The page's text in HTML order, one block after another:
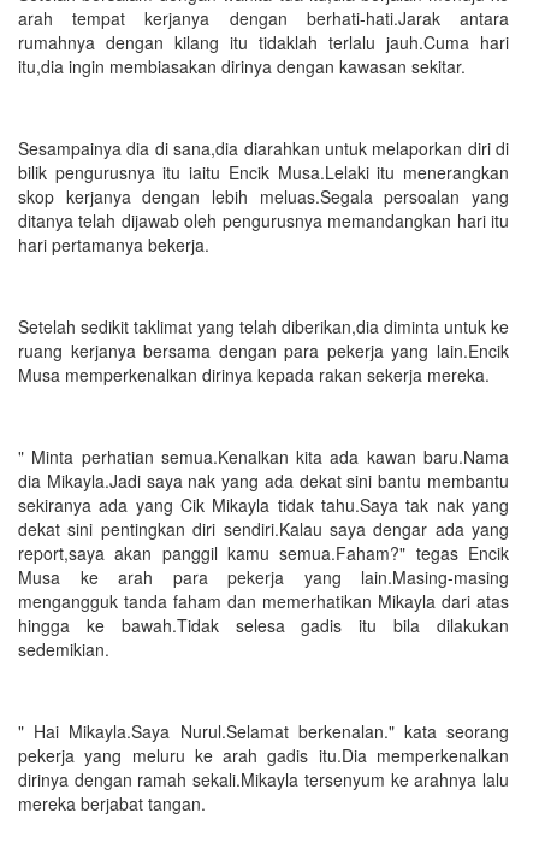
arah tempat kerjanya dengan berhati-hati.Jarak antara
rumahnya dengan kilang itu tidaklah terlalu jauh.Cuma hari
itu,dia ingin membiasakan dirinya dengan kawasan sekitar.
Sesampainya dia di sana,dia diarahkan untuk melaporkan diri di
bilik pengurusnya itu iaitu Encik Musa.Lelaki itu menerangkan
skop kerjanya dengan lebih meluas.Segala persoalan yang
ditanya telah dijawab oleh pengurusnya memandangkan hari itu
hari pertamanya bekerja.
Setelah sedikit taklimat yang telah diberikan,dia diminta untuk ke
ruang kerjanya bersama dengan para pekerja yang lain.Encik
Musa memperkenalkan dirinya kepada rakan sekerja mereka.
" Minta perhatian semua.Kenalkan kita ada kawan baru.Nama
dia Mikayla.Jadi saya nak yang ada dekat sini bantu membantu
sekiranya ada yang Cik Mikayla tidak tahu.Saya tak nak yang
dekat sini pentingkan diri sendiri.Kalau saya dengar ada yang
report,saya akan panggil kamu semua.Faham?" tegas Encik
Musa ke arah para pekerja yang lain.Masing-masing
mengangguk tanda faham dan memerhatikan Mikayla dari atas
hingga ke bawah.Tidak selesa gadis itu bila dilakukan
sedemikian.
" Hai Mikayla.Saya Nurul.Selamat berkenalan." kata seorang
pekerja yang meluru ke arah gadis itu.Dia memperkenalkan
dirinya dengan ramah sekali.Mikayla tersenyum ke arahnya lalu
mereka berjabat tangan.